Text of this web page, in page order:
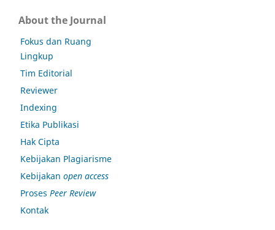
About the Journal
Fokus dan Ruang
Lingkup
Tim Editorial
Reviewer
Indexing
Etika Publikasi
Hak Cipta
Kebijakan Plagiarisme
Kebijakan open access
Proses Peer Review
Kontak